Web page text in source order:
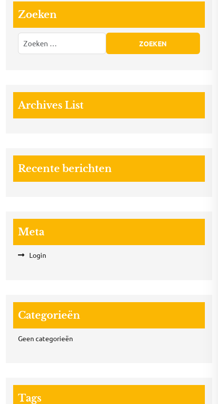
Zoeken
Archives List
Recente berichten
Meta
Login
Categorieën
Geen categorieën
Tags